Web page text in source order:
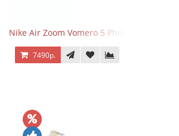
Nike Air Zoom Vomero 5 Photon Dust Pink
7490р.